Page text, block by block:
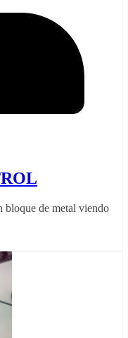
bloque de metal viendo